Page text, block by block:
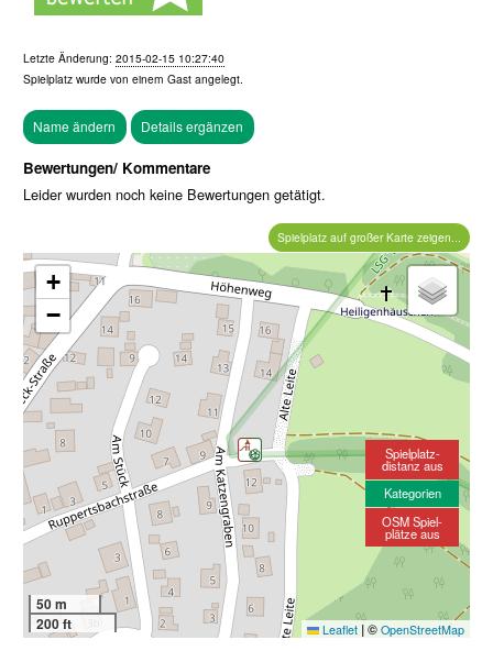
Letzte Änderung: 2015-02-15 10:27:40
Spielplatz wurde von einem Gast angelegt.
Bewertungen/ Kommentare
Leider wurden noch keine Bewertungen getätigt.
Spielplatz auf großer Karte zeigen...
+
−
50 m
200 ft
Leaflet |© OpenStreetMap
Spielplatz-
distanz aus
Kategorien
OSM Spiel-
plätze aus